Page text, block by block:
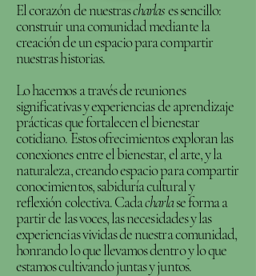
El corazón de nuestrascharlases sencillo:
construir una comunidad mediante la
creación de un espacio para compartir
nuestras historias.
Lo hacemos a través de reuniones
significativas y experiencias de aprendizaje
prácticas que fortalecen el bienestar
cotidiano. Estos ofrecimientos exploran las
conexiones entre el bienestar, el arte, y la
naturaleza, creando espacio para compartir
conocimientos, sabiduría cultural y
reflexión colectiva. Cadacharlase forma a
partir de las voces, las necesidades y las
experiencias vividas de nuestra comunidad,
honrando lo que llevamos dentro y lo que
estamos cultivando juntas y juntos.